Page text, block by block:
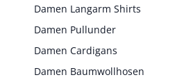
Damen Langarm Shirts
Damen Pullunder
Damen Cardigans
Damen Baumwollhosen